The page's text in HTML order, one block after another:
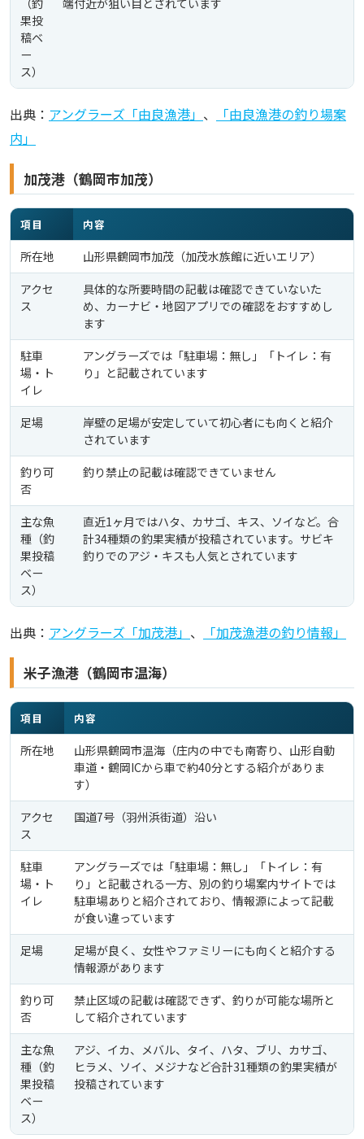
（釣
果投
稿ベ
ー
ス）
端付近が狙い目とされています
出典： アングラーズ「由良漁港」 、
「由良漁港の釣り場案
内」
加茂港（鶴岡市加茂）
項目 内容
所在地
山形県鶴岡市加茂（加茂水族館に近いエリア）
アクセ
ス
具体的な所要時間の記載は確認できていないた
め、カーナビ・地図アプリでの確認をおすすめし
ます
駐車
場・ト
イレ
アングラーズでは「駐車場：無し」「トイレ：有
り」と記載されています
足場
岸壁の足場が安定していて初心者にも向くと紹介
されています
釣り可
否
釣り禁止の記載は確認できていません
主な魚
種（釣
果投稿
ベー
ス）
直近1ヶ月ではハタ、カサゴ、キス、ソイなど。合
計34種類の釣果実績が投稿されています。サビキ
釣りでのアジ・キスも人気とされています
出典： アングラーズ「加茂港」 、 「加茂漁港の釣り情報」
米子漁港（鶴岡市温海）
項目 内容
所在地
山形県鶴岡市温海（庄内の中でも南寄り、山形自動
車道・鶴岡ICから車で約40分とする紹介がありま
す）
アクセ
ス
国道7号（羽州浜街道）沿い
駐車
場・ト
イレ
アングラーズでは「駐車場：無し」「トイレ：有
り」と記載される一方、別の釣り場案内サイトでは
駐車場ありと紹介されており、情報源によって記載
が食い違っています
足場
足場が良く、女性やファミリーにも向くと紹介する
情報源があります
釣り可
否
禁止区域の記載は確認できず、釣りが可能な場所と
して紹介されています
主な魚
種（釣
果投稿
ベー
ス）
アジ、イカ、メバル、タイ、ハタ、ブリ、カサゴ、
ヒラメ、ソイ、メジナなど合計31種類の釣果実績が
投稿されています